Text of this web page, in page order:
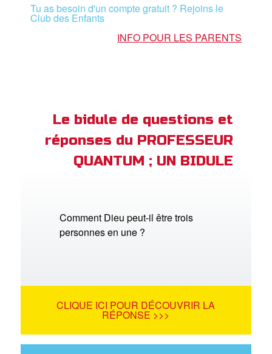
de langueTu as besoin d'un compte gratuit ? Rejoins le
Club des Enfants
INFO POUR LES PARENTS
Le bidule de questions et
réponses du PROFESSEUR
QUANTUM ; UN BIDULE
Comment Dieu peut-il être trois
personnes en une ?
CLIQUE ICI POUR DÉCOUVRIR LA
RÉPONSE >>>